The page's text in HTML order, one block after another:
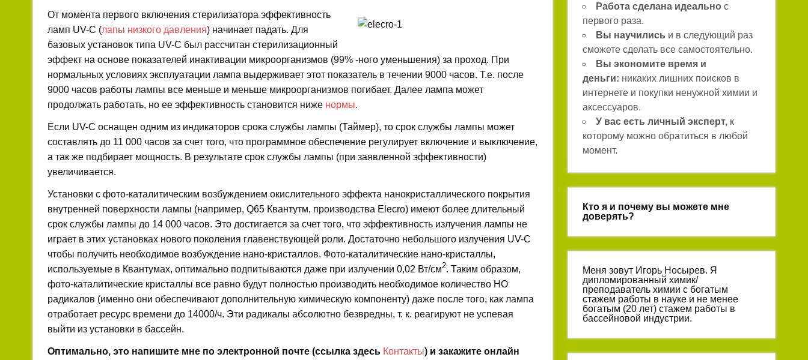
От момента первого включения стерилизатора эффективность
ламп UV-C (лапы низкого давления) начинает падать. Для
базовых установок типа UV-C был рассчитан стерилизационный
эффект на основе показателей инактивации микроорганизмов (99% -ного уменьшения) за проход. При
нормальных условиях эксплуатации лампа выдерживает этот показатель в течении 9000 часов. Т.е. после
9000 часов работы лампы все меньше и меньше микроорганизмов погибает. Далее лампа может
продолжать работать, но ее эффективность становится ниже нормы.
Если UV-C оснащен одним из индикаторов срока службы лампы (Таймер), то срок службы лампы может
составлять до 11 000 часов за счет того, что программное обеспечение регулирует включение и выключение,
а так же подбирает мощность. В результате срок службы лампы (при заявленной эффективности)
увеличивается.
Установки с фото-каталитическим возбуждением окислительного эффекта нанокристаллического покрытия
внутренней поверхности лампы (например, Q65 Квантутм, производства Elecro) имеют более длительный
срок службы лампы до 14 000 часов. Это достигается за счет того, что эффективность излучения лампы не
играет в этих установках нового поколения главенствующей роли. Достаточно небольшого излучения UV-C
чтобы получить необходимое возбуждение нано-кристаллов. Фото-каталитические нано-кристаллы,
используемые в Квантумах, оптимально подпитываются даже при излучении 0,02 Вт/см2. Таким образом,
фото-каталитические кристаллы все равно будут полностью производить необходимое количество HO.
радикалов (именно они обеспечивают дополнительную химическую компоненту) даже после того, как лампа
отработает ресурс времени до 14000/ч. Эти радикалы абсолютно безвредны, т. к. реагируют не успевая
выйти из установки в бассейн.
Оптимально, это напишите мне по электронной почте (ссылка здесь Контакты) и закажите онлайн
Работа сделана идеально с
первого раза.
Вы научились и в следующий раз
сможете сделать все самостоятельно.
Вы экономите время и
деньги: никаких лишних поисков в
интернете и покупки ненужной химии и
аксессуаров.
У вас есть личный эксперт, к
которому можно обратиться в любой
момент.
Кто я и почему вы можете мне
доверять?
Меня зовут Игорь Носырев. Я
дипломированный химик/
преподаватель химии с богатым
стажем работы в науке и не менее
богатым (20 лет) стажем работы в
бассейновой индустрии.